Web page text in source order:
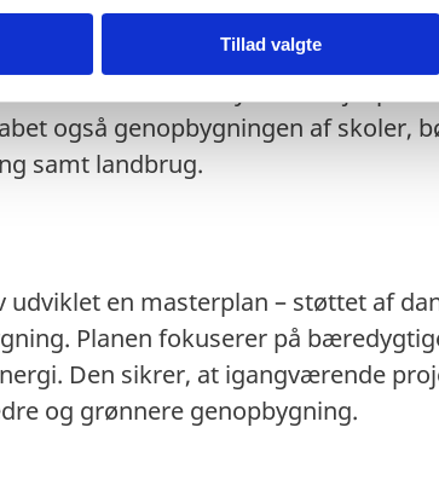
Tillad valgte
og udvikling. Tidlig
knuste vinduer og døre,
også genopbygningen af skoler,
samt landbrug.
udviklet en masterplan – støttet af
Planen fokuserer på
Den sikrer, at igangværende
og grønnere genopbygning.